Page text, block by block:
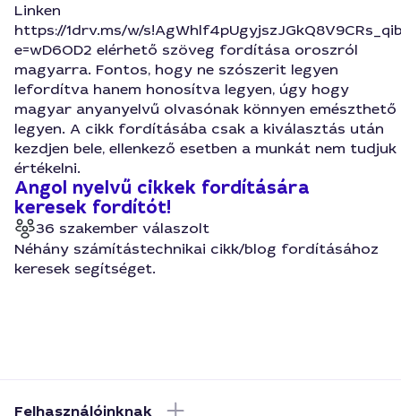
Linken
https://1drv.ms/w/
e=wD6OD2 elérhető szöveg fordítása oroszról
magyarra. Fontos, hogy ne szószerit legyen
lefordítva hanem honosítva legyen, úgy hogy
magyar anyanyelvű olvasónak könnyen emészthető
legyen. A cikk fordításába csak a kiválasztás után
kezdjen bele, ellenkező esetben a munkát nem tudjuk
értékelni.
Angol nyelvű cikkek fordítására
keresek fordítót!
36 szakember válaszolt
Néhány számítástechnikai cikk/blog fordításához
keresek segítséget.
Felhasználóinknak